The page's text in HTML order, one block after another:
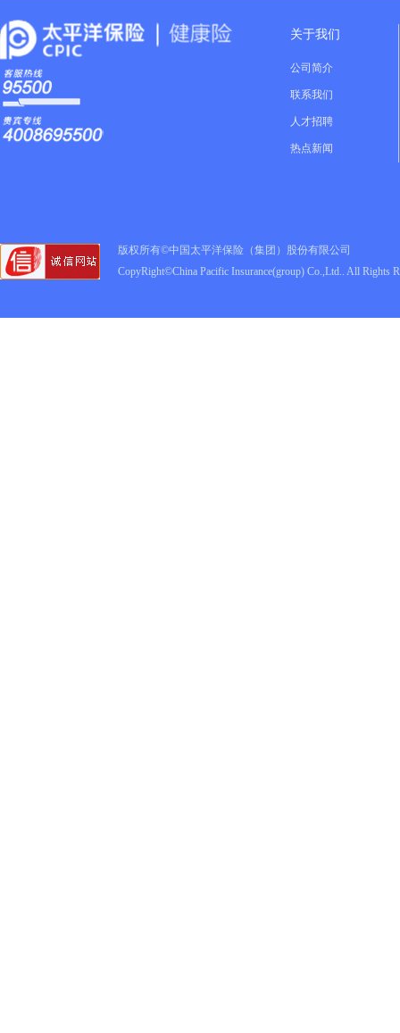
关于我们
公司简介
联系我们
人才招聘
热点新闻
版权所有©中国太平洋保险（集团）股份有限公司
CopyRight©China Pacific Insurance(group) Co.,Ltd.. All Rights